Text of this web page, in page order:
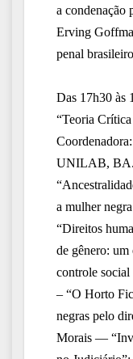
a condenação
Erving
penal
Das 17h30 às
“Teoria Crítica
UNILAB, BA.
a mulher
“Direitos
de gênero:
controle social
– “O Horto
negras pelo
Morais —